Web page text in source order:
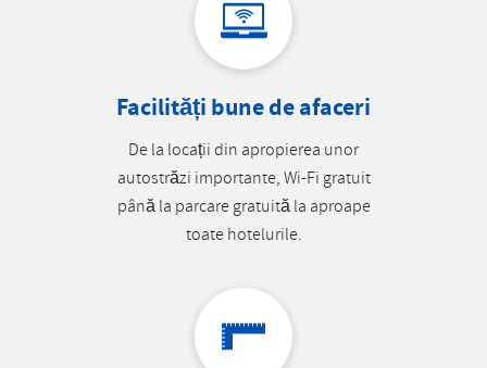
Facilități bune de afaceri
De la locații din apropierea unor
autostrăzi importante, Wi-Fi gratuit
până la parcare gratuită la aproape
toate hotelurile.